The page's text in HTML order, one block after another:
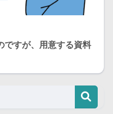
ですが、用意する資料